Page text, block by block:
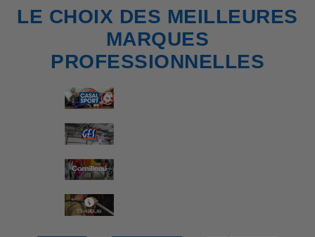
LE CHOIX DES MEILLEURES
MARQUES
PROFESSIONNELLES